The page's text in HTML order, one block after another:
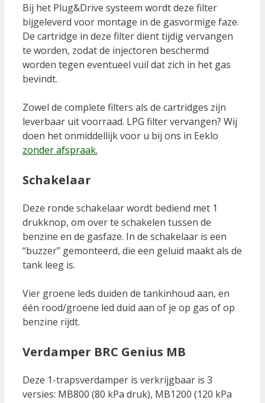
Bij het Plug&Drive systeem wordt deze filter
bijgeleverd voor montage in de gasvormige faze.
De cartridge in deze filter dient tijdig vervangen
te worden, zodat de injectoren beschermd
worden tegen eventueel vuil dat zich in het gas
bevindt.
Zowel de complete filters als de cartridges zijn
leverbaar uit voorraad. LPG filter vervangen? Wij
doen het onmiddellijk voor u bij ons in Eeklo
zonder afspraak.
Schakelaar
Deze ronde schakelaar wordt bediend met 1
drukknop, om over te schakelen tussen de
benzine en de gasfaze. In de schakelaar is een
“buzzer” gemonteerd, die een geluid maakt als de
tank leeg is.
Vier groene leds duiden de tankinhoud aan, en
één rood/groene led duid aan of je op gas of op
benzine rijdt.
Verdamper BRC Genius MB
Deze 1-trapsverdamper is verkrijgbaar is 3
versies: MB800 (80 kPa druk), MB1200 (120 kPa